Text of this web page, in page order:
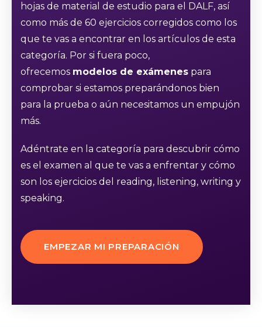
hojas de material de estudio para el DALF, así
como más de 60 ejercicios corregidos como los
que te vas a encontrar en los artículos de esta
categoría. Por si fuera poco,
ofrecemos modelos de exámenes para
comprobar si estamos preparándonos bien
para la prueba o aún necesitamos un empujón
más.
Adéntrate en la categoría para descubrir cómo
es el examen al que te vas a enfrentar y cómo
son los ejercicios del reading, listening, writing y
speaking.
EMPEZAR MI PREPARACIÓN